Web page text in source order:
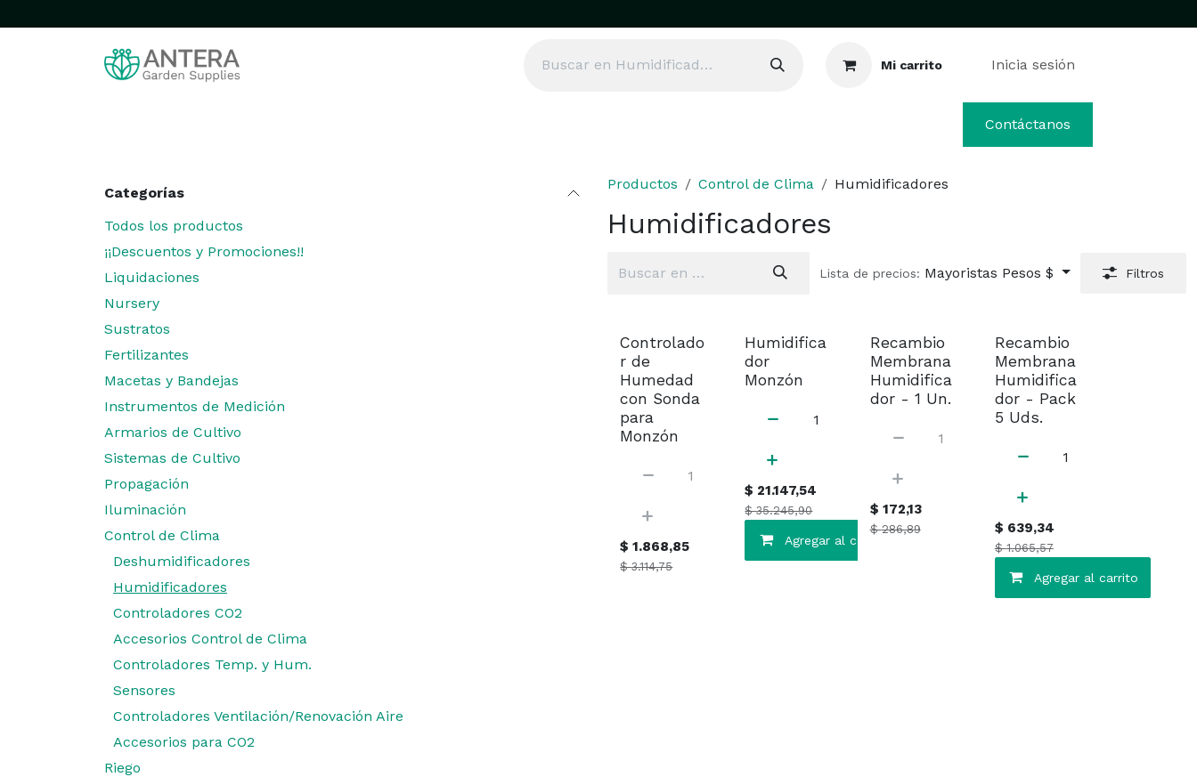
Mi carrito Inicia sesión
Contáctanos
Categorías
Todos los productos
¡¡Descuentos y Promociones!!
Liquidaciones
Nursery
Sustratos
Fertilizantes
Macetas y Bandejas
Instrumentos de Medición
Armarios de Cultivo
Sistemas de Cultivo
Propagación
Iluminación
Control de Clima
Deshumidificadores
Humidificadores
Controladores CO2
Accesorios Control de Clima
Controladores Temp. y Hum.
Sensores
Controladores Ventilación/Renovación Aire
Accesorios para CO2
Riego
Productos Control de Clima Humidificadores
Humidificadores
Lista de precios: Mayoristas Pesos $ Filtros
Sin existencias
Controlado
r de
Humedad
con Sonda
para
Monzón
$1.868,85
$3.114,75
Humidifica
dor
Monzón
$ 21.147,54
$35.245,90
Agregar al carrito
Sin existencias
Recambio
Membrana
Humidifica
dor - 1 Un.
$ 172,13
$286,89
Recambio
Membrana
Humidifica
dor - Pack
5 Uds.
$ 639,34
$1.065,57
Agregar al carrito